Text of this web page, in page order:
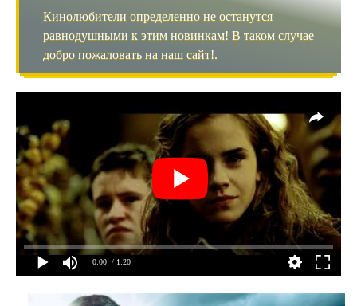
Кинолюбители определенно не останутся
равнодушными к этим новинкам! В таком случае
добро пожаловать на наш сайт!.
0:00 / 1:20